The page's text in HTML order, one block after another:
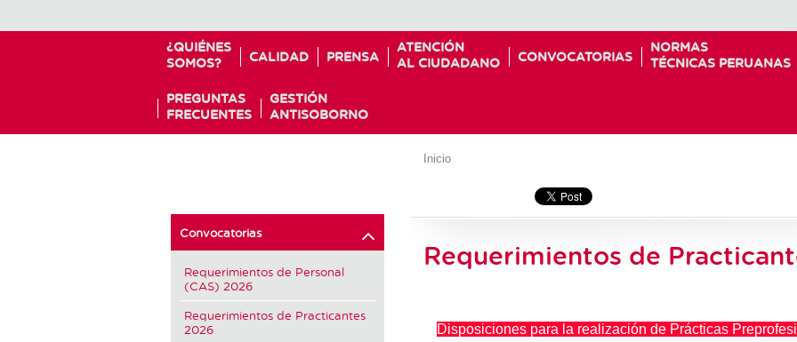
¿QUIÉNES
SOMOS?
CALIDAD PRENSA
ATENCIÓN
AL CIUDADANO
CONVOCATORIAS
NORMAS
TÉCNICAS PERUANAS
PREGUNTAS
FRECUENTES
GESTIÓN
ANTISOBORNO
Convocatorias
Requerimientos de Personal
(CAS) 2026
Requerimientos de Practicantes
2026
Inicio
Requerimientos de
Disposiciones para la realización de Prácticas